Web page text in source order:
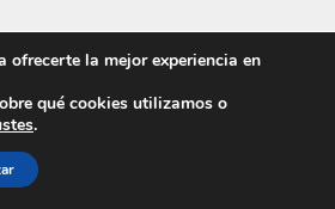
ofrecerte la mejor experiencia en
qué cookies utilizamos o
.